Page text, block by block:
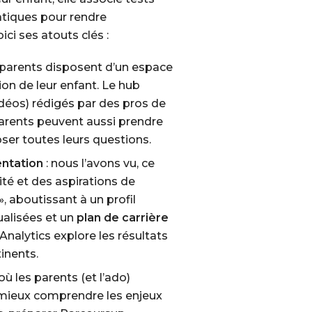
pour rendre
ses atouts clés :
disposent d’un espace
de leur enfant. Le hub
rédigés par des pros de
peuvent aussi prendre
toutes leurs questions.
: nous l’avons vu, ce
et des aspirations de
aboutissant à un profil
et un plan de carrière
explore les résultats
les parents (et l’ado)
comprendre les enjeux